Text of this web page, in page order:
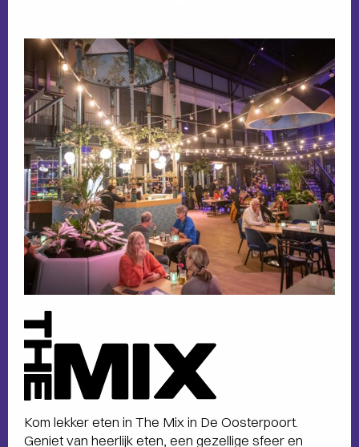
The
Mix
la
carte
Kom lekker eten in The Mix in De Oosterpoort.
Geniet van heerlijk eten, een gezellige sfeer en